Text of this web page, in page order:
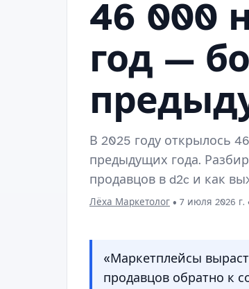
46 000
год —
В 2025 году открылось
предыдущих года.
продавцов в d2c и как
Лёха Маркетолог • 7 июля 2026 г.
«Маркетплейсы
продавцов обратно к